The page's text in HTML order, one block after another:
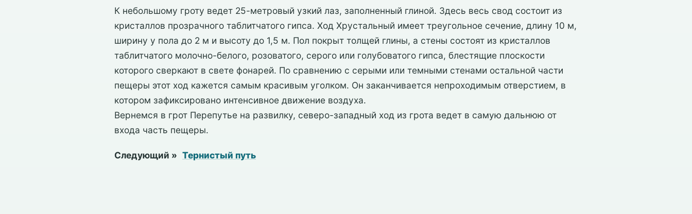
К небольшому гроту ведет 25-метровый узкий лаз, заполненный глиной. Здесь весь свод состоит из
кристаллов прозрачного таблитчатого гипса. Ход Хрустальный имеет треугольное сечение, длину 10 м,
ширину у пола до 2 м и высоту до 1,5 м. Пол покрыт толщей глины, а стены состоят из кристаллов
таблитчатого молочно-белого, розоватого, серого или голубоватого гипса, блестящие плоскости
которого сверкают в свете фонарей. По сравнению с серыми или темными стенами остальной части
пещеры этот ход кажется самым красивым уголком. Он заканчивается непроходимым отверстием, в
котором зафиксировано интенсивное движение воздуха.
Вернемся в грот Перепутье на развилку, северо-западный ход из грота ведет в самую дальнюю от
входа часть пещеры.
Следующий » Тернистый путь